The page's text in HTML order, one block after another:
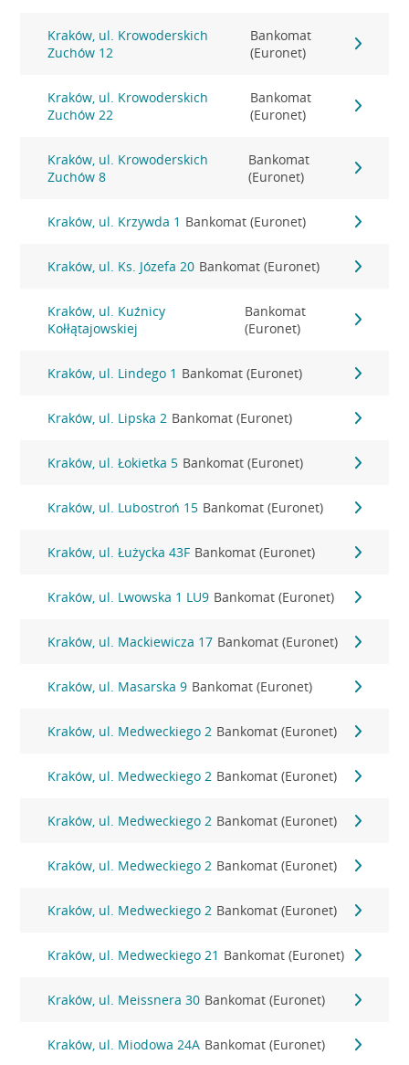
Kraków, ul. Krowoderskich
Zuchów 12
Bankomat
(Euronet)
Kraków, ul. Krowoderskich
Zuchów 22
Bankomat
(Euronet)
Kraków, ul. Krowoderskich
Zuchów 8
Bankomat
(Euronet)
Kraków, ul. Krzywda 1 Bankomat (Euronet)
Kraków, ul. Ks. Józefa 20 Bankomat (Euronet)
Kraków, ul. Kuźnicy
Kołłątajowskiej
Bankomat
(Euronet)
Kraków, ul. Lindego 1 Bankomat (Euronet)
Kraków, ul. Lipska 2 Bankomat (Euronet)
Kraków, ul. Łokietka 5 Bankomat (Euronet)
Kraków, ul. Lubostroń 15 Bankomat (Euronet)
Kraków, ul. Łużycka 43F Bankomat (Euronet)
Kraków, ul. Lwowska 1 LU9 Bankomat (Euronet)
Kraków, ul. Mackiewicza 17 Bankomat (Euronet)
Kraków, ul. Masarska 9 Bankomat (Euronet)
Kraków, ul. Medweckiego 2 Bankomat (Euronet)
Kraków, ul. Medweckiego 2 Bankomat (Euronet)
Kraków, ul. Medweckiego 2 Bankomat (Euronet)
Kraków, ul. Medweckiego 2 Bankomat (Euronet)
Kraków, ul. Medweckiego 2 Bankomat (Euronet)
Kraków, ul. Medweckiego 21 Bankomat (Euronet)
Kraków, ul. Meissnera 30 Bankomat (Euronet)
Kraków, ul. Miodowa 24A Bankomat (Euronet)